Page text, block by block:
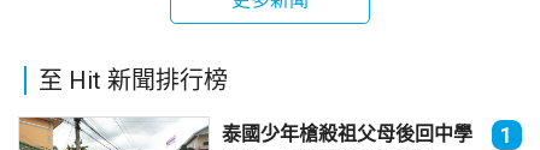
至 Hit 新聞排行榜
泰國少年槍殺祖父母後回中學
1